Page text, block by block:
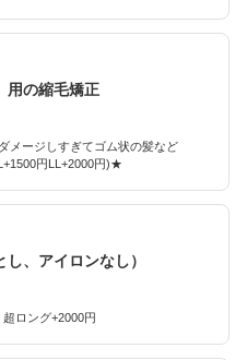
用の縮毛矯正
メージしすぎてゴム状の髪など
円LL+2000円)★
、アイロンなし）
ロング+2000円